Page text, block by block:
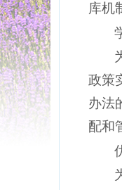
库机
政策
办法
配和